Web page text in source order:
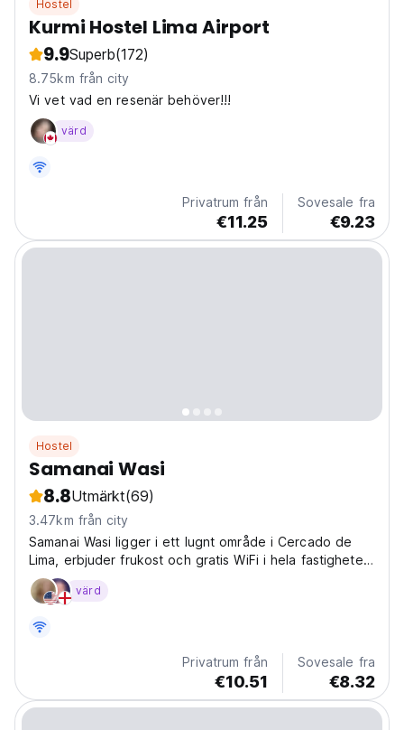
Hostel
Kurmi Hostel Lima Airport
9.9Superb(172)
8.75km från city
Vi vet vad en resenär behöver!!!
värd
Privatrum från
€11.25
Sovesale fra
€9.23
Hostel
Samanai Wasi
8.8Utmärkt(69)
3.47km från city
Samanai Wasi ligger i ett lugnt område i Cercado de
Lima, erbjuder frukost och gratis WiFi i hela fastigheten.
Vår personal hjälper dig att tillbringa de bästa dagarna i
Lima!!
värd
Privatrum från
€10.51
Sovesale fra
€8.32